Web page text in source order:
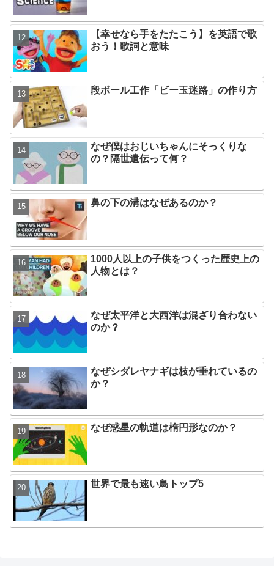
【幸せなら手をたたこう】を英語で歌
おう！歌詞と意味
段ボール工作「ビー玉迷路」の作り方
なぜ僕はおじいちゃんにそっくりな
の？隔世遺伝って何？
鼻の下の溝はなぜあるのか？
1000人以上の子供をつくった歴史上の
人物とは？
なぜ太平洋と大西洋は混ざり合わない
のか？
なぜシダレヤナギは枝が垂れているの
か？
なぜ惑星の軌道は楕円形なのか？
世界で最も速い鳥トップ5